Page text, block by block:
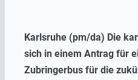
Karlsruhe (pm/da) Die
sich in einem Antrag für
Zubringerbus für die